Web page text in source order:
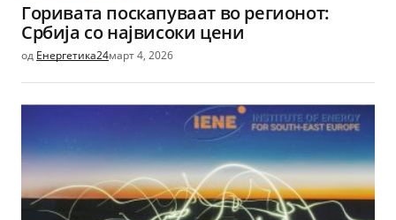
Горивата поскапуваат во регионот:
Србија со највисоки цени
од Енергетика24март 4, 2026